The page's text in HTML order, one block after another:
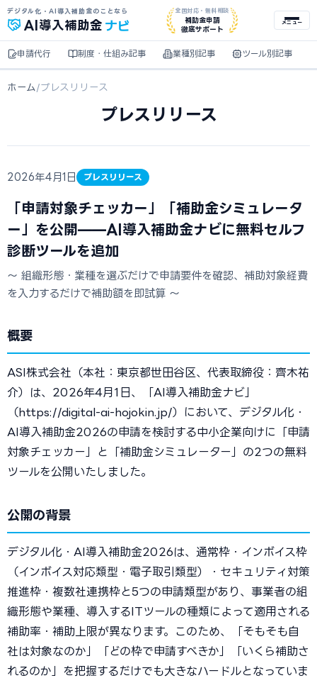
デジタル化・AI導入補助金のことなら
AI 導入補助金 ナビ
全国対応・無料相談
補助金申請
徹底サポート
メニュー
申請代行 制度・仕組み記事 業種別記事 ツール別記事
ホーム /プレスリリース
プレスリリース
2026年4月1日 プレスリリース
「申請対象チェッカー」「補助金シミュレータ
ー」を公開——AI導入補助金ナビに無料セルフ
診断ツールを追加
〜 組織形態・業種を選ぶだけで申請要件を確認、補助対象経費
を入力するだけで補助額を即試算 〜
概要
ASI株式会社（本社：東京都世田谷区、代表取締役：齊木祐
介）は、2026年4月1日、「AI導入補助金ナビ」
（https://digital-ai-hojokin.jp/）において、デジタル化・
AI導入補助金2026の申請を検討する中小企業向けに「申請
対象チェッカー」と「補助金シミュレーター」の2つの無料
ツールを公開いたしました。
公開の背景
デジタル化・AI導入補助金2026は、通常枠・インボイス枠
（インボイス対応類型・電子取引類型）・セキュリティ対策
推進枠・複数社連携枠と5つの申請類型があり、事業者の組
織形態や業種、導入するITツールの種類によって適用される
補助率・補助上限が異なります。このため、「そもそも自
社は対象なのか」「どの枠で申請すべきか」「いくら補助さ
れるのか」を把握するだけでも大きなハードルとなっていま